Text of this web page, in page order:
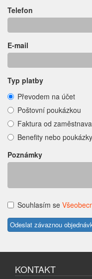
Telefon
E-mail
Typ platby
Převodem na účet
Poštovní poukázkou
Faktura od
Benefity nebo poukázky
Poznámky
Souhlasím se
KONTAKT